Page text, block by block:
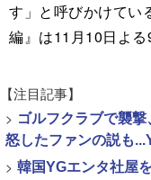
す」と呼びかけてい
編』は11月10日よる
【注目記事】
> ゴルフクラブで襲
怒したファンの説も
> 韓国YGエンタ社屋